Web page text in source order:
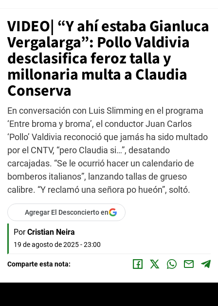
VIDEO| “Y ahí estaba Gianluca
Vergalarga”: Pollo Valdivia
desclasifica feroz talla y
millonaria multa a Claudia
Conserva
En conversación con Luis Slimming en el programa
‘Entre broma y broma’, el conductor Juan Carlos
‘Pollo’ Valdivia reconoció que jamás ha sido multado
por el CNTV, “pero Claudia si…”, desatando
carcajadas. “Se le ocurrió hacer un calendario de
bomberos italianos”, lanzando tallas de grueso
calibre. “Y reclamó una señora po hueón”, soltó.
Agregar El Desconcierto en
Por Cristian Neira
19 de agosto de 2025 - 23:00
Comparte esta nota: